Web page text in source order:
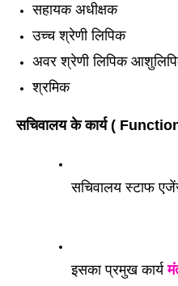
सहायक अधीक्षक
उच्च श्रेणी लिपिक
अवर श्रेणी लिपिक
श्रमिक
सचिवालय के कार्य (
सचिवालय स्टाफ
इसका प्रमुख कार्य